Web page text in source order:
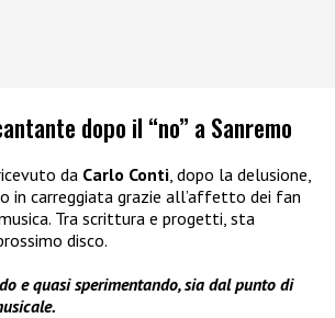
dopo il “no” a Sanremo
da Carlo Conti , dopo la delusione,
in carreggiata grazie all’affetto dei fan
Tra scrittura e progetti, sta
disco.
e quasi sperimentando, sia dal punto di